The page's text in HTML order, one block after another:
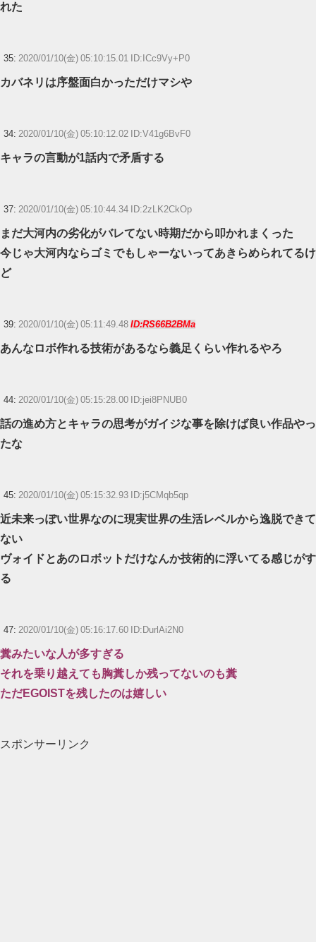
れた
35: 2020/01/10(金) 05:10:15.01 ID:ICc9Vy+P0
カバネリは序盤面白かっただけマシや
34: 2020/01/10(金) 05:10:12.02 ID:V41g6BvF0
キャラの言動が1話内で矛盾する
37: 2020/01/10(金) 05:10:44.34 ID:2zLK2CkOp
まだ大河内の劣化がバレてない時期だから叩かれまくった
今じゃ大河内ならゴミでもしゃーないってあきらめられてるけ
ど
39: 2020/01/10(金) 05:11:49.48 ID:RS66B2BMa
あんなロボ作れる技術があるなら義足くらい作れるやろ
44: 2020/01/10(金) 05:15:28.00 ID:jei8PNUB0
話の進め方とキャラの思考がガイジな事を除けば良い作品やっ
たな
45: 2020/01/10(金) 05:15:32.93 ID:j5CMqb5qp
近未来っぽい世界なのに現実世界の生活レベルから逸脱できて
ない
ヴォイドとあのロボットだけなんか技術的に浮いてる感じがす
る
47: 2020/01/10(金) 05:16:17.60 ID:DurlAi2N0
糞みたいな人が多すぎる
それを乗り越えても胸糞しか残ってないのも糞
ただEGOISTを残したのは嬉しい
スポンサーリンク